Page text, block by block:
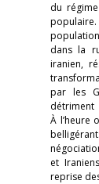
du
dans la
iranien,
par les
À l’heure
et
reprise